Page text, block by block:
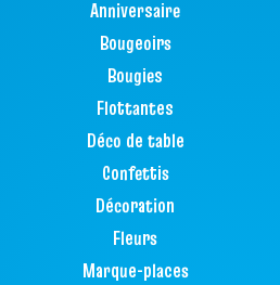
Anniversaire
Bougeoirs
Bougies
Flottantes
Déco de table
Confettis
Décoration
Fleurs
Marque-places